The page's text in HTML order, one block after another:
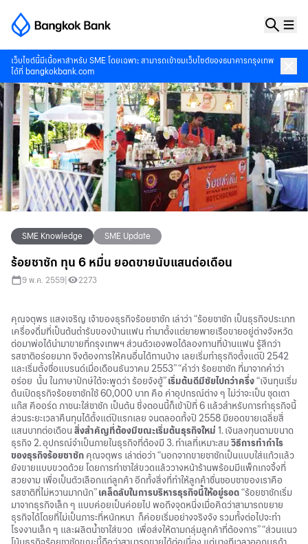
เว็บไซต์นี้มีเนื้อหาสำหรับ SME โดยเฉพาะ สามารถเข้าชมเว็บไซต์ของธนาคารกรุงเทพ
ได้ที่ bangkokbank.com
SME Knowledge SME Update
ร้อยชาชัก ทุน 6 หมื่น ยอดขายนับแสนต่อเดือน
9 พ.ค. 2559 2273
คุณจตุพร แสงเจริญ เจ้าของธุรกิจร้อยชาชัก เล่าว่า “ร้อยชาชัก เป็นธุรกิจประเภท
เครื่องดื่มที่เป็นต้นตำรับของบ้านแฟน ทำมาตั้งแต่ยายพายเรือขายอยู่ต่างจังหวัด
ต่อมาพ่อได้นำมาขายที่กรุงเทพฯ ส่วนตัวเองพอได้ลองทานที่บ้านแฟน รู้สึกว่า
รสชาติอร่อยมาก จึงต้องการให้คนอื่นได้ทานบ้าง เลยเริ่มทำธุรกิจตั้งแต่ปี 2542
และเริ่มตั้งชื่อแบรนด์เมื่อเดือนธันวาคม 2553” “คำว่า ร้อยชาชัก ที่มาจากคำว่า
อร่อย นั้น ในภาษาปักษ์ใต้จะพูดว่า ร้อยจังฮู้”เริ่มต้นดีมีชัยไปกว่าครึ่ง“เงินทุนเริ่ม
ต้นเปิดธุรกิจร้อยชาชักใช้ 60,000 บาท คือ ค่าอุปกรณ์ต่าง ๆ ไม่ว่าจะเป็น ชุดเตา
แก๊ส คีออร์ด ภาชนะใส่ชาชัก เป็นต้น ซึ่งตอนนี้ก็เข้าปีที่ 6 แล้วสำหรับการทำธุรกิจนี้
ส่วนระยะเวลาคืนทุนได้ตั้งแต่ปีแรกเลย จนตลอดทั้งปี 2558 มียอดขายเฉลี่ยสี่
แสนบาทต่อเดือน สิ่งสำคัญที่ต้องมีขณะเริ่มต้นธุรกิจใหม่ 1. เงินลงทุนตามขนาด
ธุรกิจ 2. อุปกรณ์จำเป็นภายในธุรกิจที่ต้องมี 3. ทำเลที่เหมาะสมวิธีการทำกำไร
ของธุรกิจร้อยชาชัก คุณจตุพร เล่าต่อว่า “นอกจากขายชาชักเป็นแบบใส่แก้วแล้ว
ยังขายแบบขวดด้วย โดยการทำชาใส่ขวดแล้ววางหน้าร้านพร้อมมีแพ็กเกจจิ้งที่
สวยงาม เพื่อเป็นตัวเลือกแก่ลูกค้า อีกทั้งสิ่งที่ทำให้ลูกค้าชื่นชอบชาของเราคือ
รสชาติที่ไม่หวานมากนัก”เคล็ดลับในการบริหารธุรกิจนี้ให้อยู่รอด“ร้อยชาชักเริ่ม
มาจากธุรกิจเล็ก ๆ แบบค่อยเป็นค่อยไป พอถึงจุดหนึ่งเมื่อคิดว่าสามารถขยาย
ธุรกิจได้โดยที่ไม่เป็นภาระที่หนักหนา ก็ค่อยเริ่มอย่างจริงจัง รวมทั้งต่อไปจะทำ
โรงงานเล็ก ๆ และผลิตน้ำชาใส่ขวด เพื่อส่งให้ตามกลุ่มลูกค้าที่ต้องการ” “ส่วนแนว